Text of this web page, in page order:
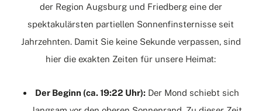
der Region Augsburg und Friedberg eine der
spektakulärsten partiellen Sonnenfinsternisse seit
Jahrzehnten. Damit Sie keine Sekunde verpassen, sind
hier die exakten Zeiten für unsere Heimat:
Der Beginn (ca.19:22 Uhr): Der Mond schiebt sich